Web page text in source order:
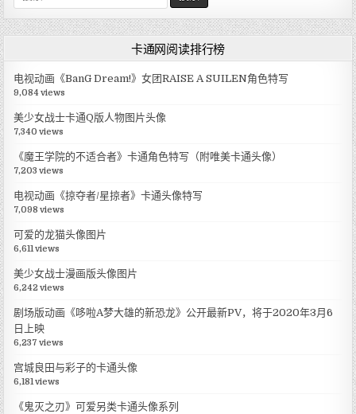
索
:
卡通网阅读排行榜
电视动画《BanG Dream!》女团RAISE A SUILEN角色特写
9,084 views
美少女战士卡通Q版人物图片头像
7,340 views
《魔王学院的不适合者》卡通角色特写（附唯美卡通头像）
7,203 views
电视动画《掠夺者/星掠者》卡通头像特写
7,098 views
可爱的龙猫头像图片
6,611 views
美少女战士漫画版头像图片
6,242 views
剧场版动画《哆啦A梦大雄的新恐龙》公开最新PV，将于2020年3月6
日上映
6,237 views
宫城良田与彩子的卡通头像
6,181 views
《鬼灭之刃》可爱另类卡通头像系列